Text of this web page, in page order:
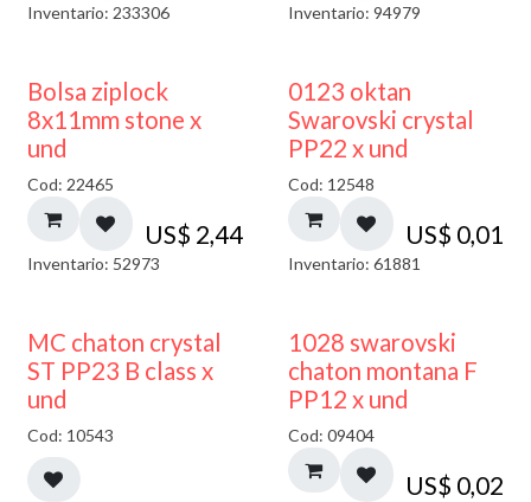
Inventario: 233306 Inventario: 94979
¡NUEVO!
Bolsa ziplock
8x11mm stone x
und
Cod: 22465
US$ 2,44
Inventario: 52973
0123 oktan
Swarovski crystal
PP22 x und
Cod: 12548
US$ 0,01
Inventario: 61881
MC chaton crystal
ST PP23 B class x
und
Cod: 10543
1028 swarovski
chaton montana F
PP12 x und
Cod: 09404
US$ 0,02